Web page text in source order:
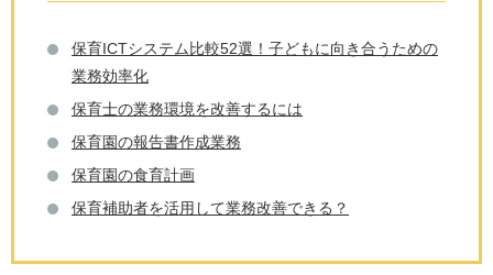
保育ICTシステム比較52選！子どもに向き合うための
業務効率化
保育士の業務環境を改善するには
保育園の報告書作成業務
保育園の食育計画
保育補助者を活用して業務改善できる？